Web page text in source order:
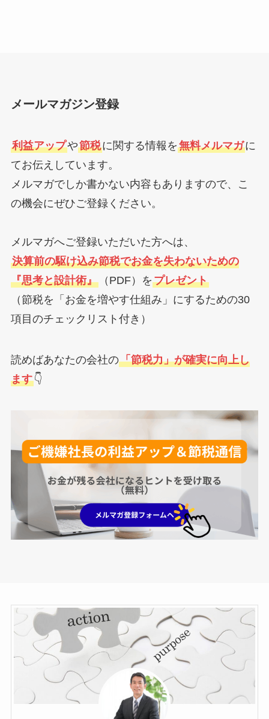
メールマガジン登録
利益アップや節税に関する情報を無料メルマガに
てお伝えしています。
メルマガでしか書かない内容もありますので、こ
の機会にぜひご登録ください。
メルマガへご登録いただいた方へは、
決算前の駆け込み節税でお金を失わないための
『思考と設計術』（PDF）をプレゼント
（節税を「お金を増やす仕組み」にするための30
項目のチェックリスト付き）
読めばあなたの会社の「節税力」が確実に向上し
ます👇